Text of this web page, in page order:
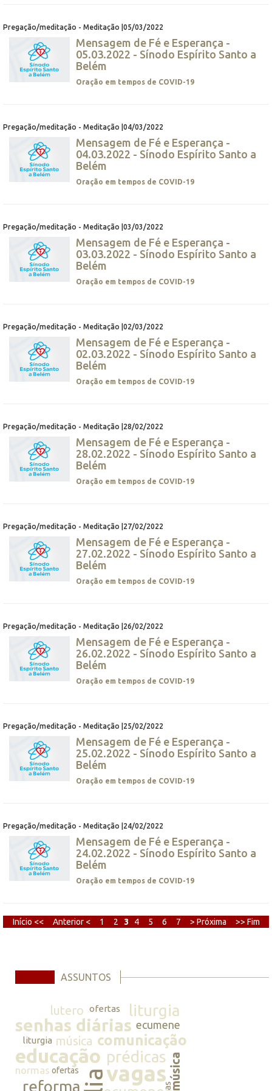
Pregação/meditação - Meditação |05/03/2022
Mensagem de Fé e Esperança -
05.03.2022 - Sínodo Espírito Santo a
Belém
Oração em tempos de COVID-19
Pregação/meditação - Meditação |04/03/2022
Mensagem de Fé e Esperança -
04.03.2022 - Sínodo Espírito Santo a
Belém
Oração em tempos de COVID-19
Pregação/meditação - Meditação |03/03/2022
Mensagem de Fé e Esperança -
03.03.2022 - Sínodo Espírito Santo a
Belém
Oração em tempos de COVID-19
Pregação/meditação - Meditação |02/03/2022
Mensagem de Fé e Esperança -
02.03.2022 - Sínodo Espírito Santo a
Belém
Oração em tempos de COVID-19
Pregação/meditação - Meditação |28/02/2022
Mensagem de Fé e Esperança -
28.02.2022 - Sínodo Espírito Santo a
Belém
Oração em tempos de COVID-19
Pregação/meditação - Meditação |27/02/2022
Mensagem de Fé e Esperança -
27.02.2022 - Sínodo Espírito Santo a
Belém
Oração em tempos de COVID-19
Pregação/meditação - Meditação |26/02/2022
Mensagem de Fé e Esperança -
26.02.2022 - Sínodo Espírito Santo a
Belém
Oração em tempos de COVID-19
Pregação/meditação - Meditação |25/02/2022
Mensagem de Fé e Esperança -
25.02.2022 - Sínodo Espírito Santo a
Belém
Oração em tempos de COVID-19
Pregação/meditação - Meditação |24/02/2022
Mensagem de Fé e Esperança -
24.02.2022 - Sínodo Espírito Santo a
Belém
Oração em tempos de COVID-19
Início << Anterior < 1 2 3 4 5 6 7 > Próxima >> Fim
ASSUNTOS
lutero ofertas liturgia
senhas diárias ecumene
liturgia música comunicação
educação prédicasmúsica
normas ofertas vagas
reforma